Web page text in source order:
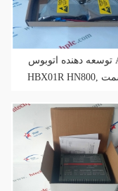
توسعه دهنده اتوبوس ABB
HBX01R HN800, به سمت